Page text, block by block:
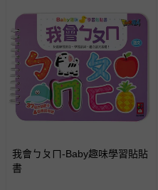
非以有形媒介提供之
上服務，經消費者事
戲或活動點數等）。
已拆封之以下類型商品
-個人衛生用品（例如
墊、寢具類等）。
-新生兒親膚衣物（嬰
-接觸性孕哺產品（奶
我會ㄅㄆㄇ-Baby趣味學習貼貼
書